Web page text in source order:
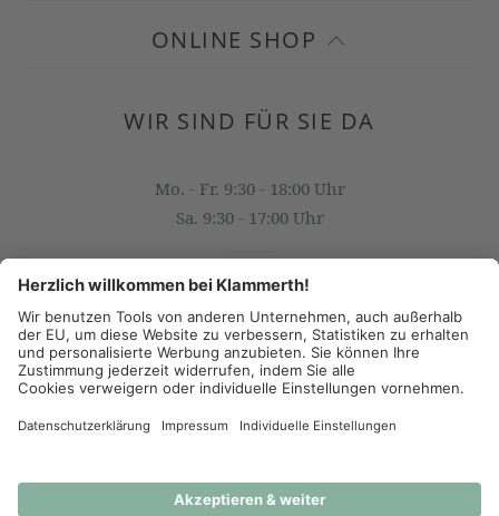
ONLINE SHOP
WIR SIND FÜR SIE DA
Mo. - Fr. 9:30 - 18:00 Uhr
Sa. 9:30 - 17:00 Uhr
OFFICE@KLAMMERTH.AT
+43 316 825 618 0